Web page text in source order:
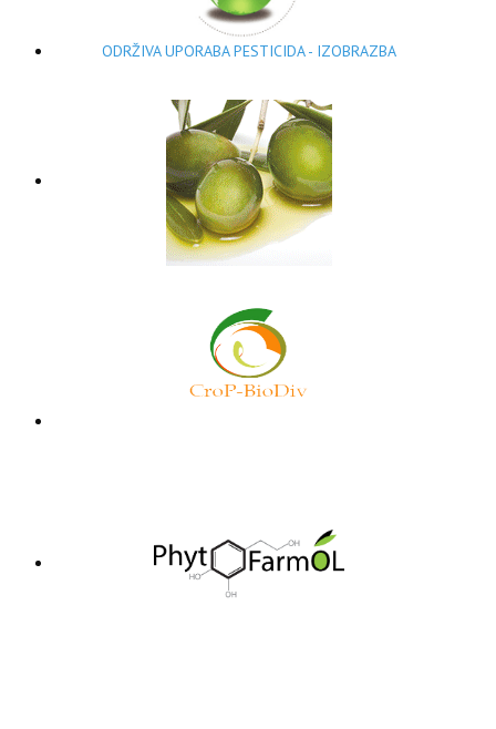
ODRŽIVA UPORABA PESTICIDA - IZOBRAZBA